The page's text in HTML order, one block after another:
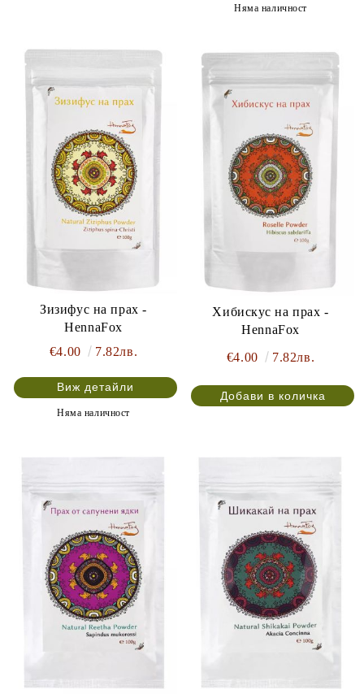
Няма наличност
Зизифус на прах -
HennaFox
€4.00
7.82лв.
Виж детайли
Няма наличност
Хибискус на прах -
HennaFox
€4.00
7.82лв.